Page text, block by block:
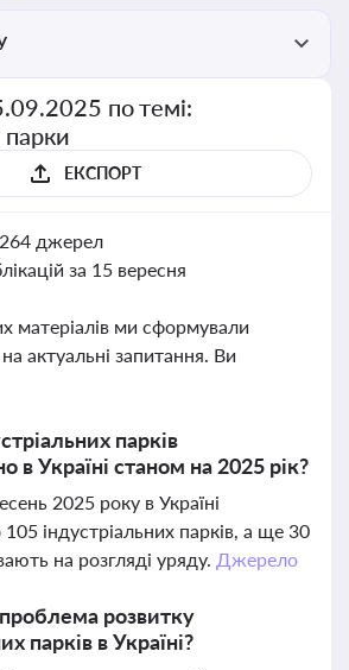
по темі:
парки
ЕКСПОРТ
джерел
за 15 вересня
матеріалів ми сформували
на актуальні запитання. Ви
парків
в Україні станом на 2025 рік?
2025 року в Україні
індустріальних парків, а ще 30
на розгляді уряду. Джерело
розвитку
парків в Україні?